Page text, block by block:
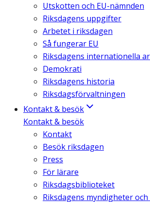
Utskotten och EU-nämnden
Riksdagens uppgifter
Arbetet i riksdagen
Så fungerar EU
Riksdagens internationella
Demokrati
Riksdagens historia
Riksdagsförvaltningen
Kontakt & besök
Kontakt & besök
Kontakt
Besök riksdagen
Press
För lärare
Riksdagsbiblioteket
Riksdagens myndigheter